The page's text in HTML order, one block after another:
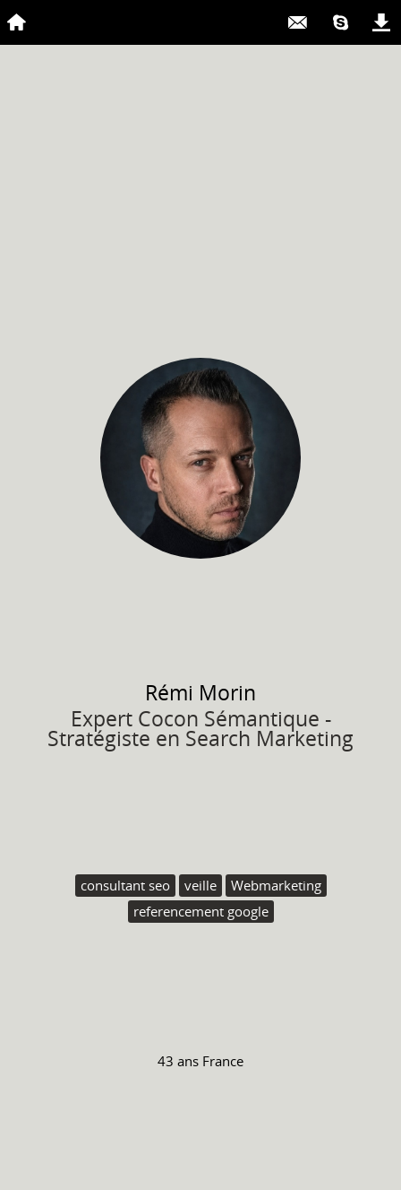
Rémi Morin
Expert Cocon Sémantique -
Stratégiste en Search Marketing
consultant seo veille
Webmarketing
referencement google
43 ans France